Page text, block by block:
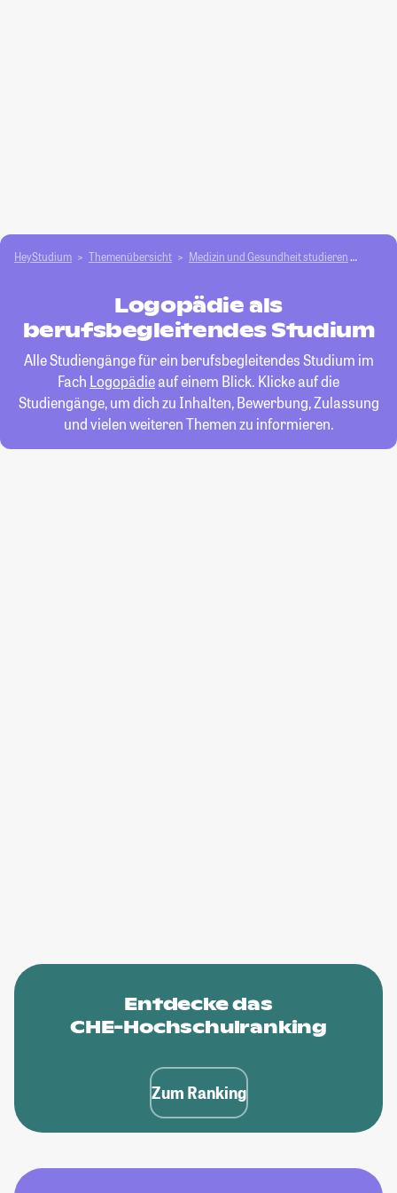
HeyStudium Themenübersicht Medizin und Gesundheit studieren
Logopädie als
berufsbegleitendes Studium
Alle Studiengänge für ein berufsbegleitendes Studium im
Fach Logopädieauf einem Blick. Klicke auf die
Studiengänge, um dich zu Inhalten, Bewerbung, Zulassung
und vielen weiteren Themen zu informieren.
Entdecke das
CHE-Hochschulranking
Zum Ranking